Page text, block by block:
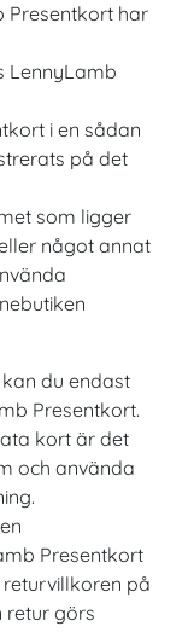
Presentkort har
LennyLamb
i en sådan
på det
som ligger
något annat
du endast
Presentkort.
kort är det
och använda
Presentkort
på
retur görs